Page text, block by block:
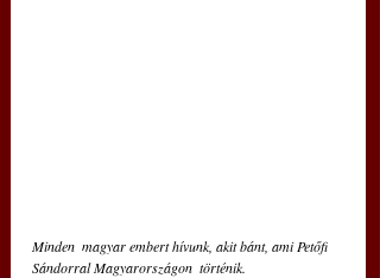
Minden  magyar embert hívunk, akit bánt, ami Petőfi
Sándorral Magyarországon  történik.